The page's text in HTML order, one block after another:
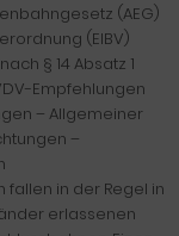
(AEG)
(EIBV)
§ 14 Absatz 1
Empfehlungen
– Allgemeiner
–
fallen in der Regel in
erlassenen